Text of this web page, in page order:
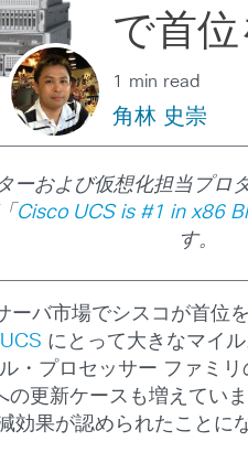
で首
1 min read
角林 史崇
ーおよび仮想化担当プロ
Cisco UCS is #1 in x86
す。
ーバ市場でシスコが首位
にとって大きなマイル
・プロセッサー ファミリ
更新ケースも増えてい
効果が認められたことに